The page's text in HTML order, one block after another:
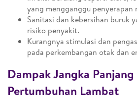
yang mengganggu penyerapan
Sanitasi dan kebersihan buruk
risiko penyakit.
Kurangnya stimulasi dan
pada perkembangan otak dan
Dampak Jangka
Pertumbuhan Lambat